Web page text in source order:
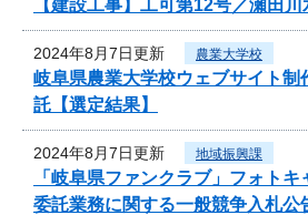
【建設工事】工可第12号／瀬田
2024年8月7日更新 農業大学校
岐阜県農業大学校ウェブサイト制
託【選定結果】
2024年8月7日更新 地域振興課
「岐阜県ファンクラブ」フォト
委託業務に関する一般競争入札公